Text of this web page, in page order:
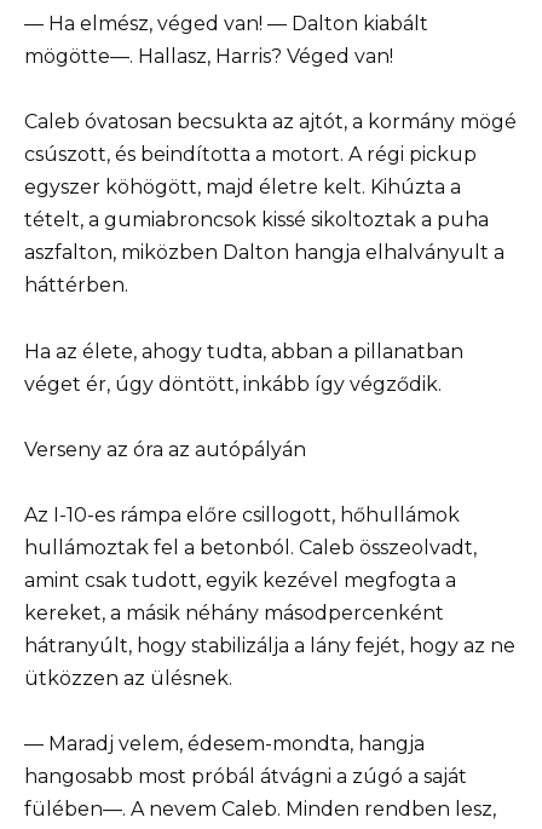
— Ha elmész, véged van! — Dalton kiabált
mögötte—. Hallasz, Harris? Véged van!
Caleb óvatosan becsukta az ajtót, a kormány mögé
csúszott, és beindította a motort. A régi pickup
egyszer köhögött, majd életre kelt. Kihúzta a
tételt, a gumiabroncsok kissé sikoltoztak a puha
aszfalton, miközben Dalton hangja elhalványult a
háttérben.
Ha az élete, ahogy tudta, abban a pillanatban
véget ér, úgy döntött, inkább így végződik.
Verseny az óra az autópályán
Az I-10-es rámpa előre csillogott, hőhullámok
hullámoztak fel a betonból. Caleb összeolvadt,
amint csak tudott, egyik kezével megfogta a
kereket, a másik néhány másodpercenként
hátranyúlt, hogy stabilizálja a lány fejét, hogy az ne
ütközzen az ülésnek.
— Maradj velem, édesem-mondta, hangja
hangosabb most próbál átvágni a zúgó a saját
fülében—. A nevem Caleb. Minden rendben lesz,